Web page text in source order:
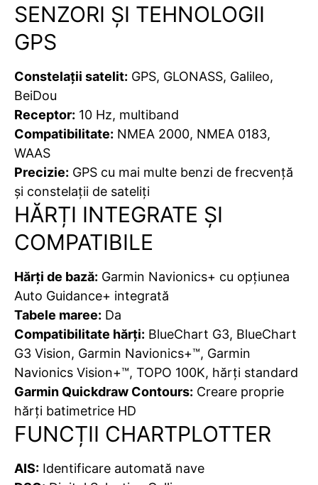
SENZORI ȘI TEHNOLOGII
GPS
Constelații satelit: GPS, GLONASS, Galileo,
BeiDou
Receptor: 10 Hz, multiband
Compatibilitate: NMEA 2000, NMEA 0183,
WAAS
Precizie: GPS cu mai multe benzi de frecvență
și constelații de sateliți
HĂRȚI INTEGRATE ȘI
COMPATIBILE
Hărți de bază: Garmin Navionics+ cu opțiunea
Auto Guidance+ integrată
Tabele maree: Da
Compatibilitate hărți: BlueChart G3, BlueChart
G3 Vision, Garmin Navionics+™, Garmin
Navionics Vision+™, TOPO 100K, hărți standard
Garmin Quickdraw Contours: Creare proprie
hărți batimetrice HD
FUNCȚII CHARTPLOTTER
AIS: Identificare automată nave